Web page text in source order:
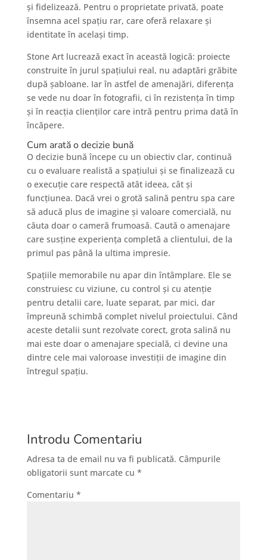
și fidelizează. Pentru o proprietate privată, poate
însemna acel spațiu rar, care oferă relaxare și
identitate în același timp.
Stone Art lucrează exact în această logică: proiecte
construite în jurul spațiului real, nu adaptări grăbite
după șabloane. Iar în astfel de amenajări, diferența
se vede nu doar în fotografii, ci în rezistența în timp
și în reacția clienților care intră pentru prima dată în
încăpere.
Cum arată o decizie bună
O decizie bună începe cu un obiectiv clar, continuă
cu o evaluare realistă a spațiului și se finalizează cu
o execuție care respectă atât ideea, cât și
funcțiunea. Dacă vrei o grotă salină pentru spa care
să aducă plus de imagine și valoare comercială, nu
căuta doar o cameră frumoasă. Caută o amenajare
care susține experiența completă a clientului, de la
primul pas până la ultima impresie.
Spațiile memorabile nu apar din întâmplare. Ele se
construiesc cu viziune, cu control și cu atenție
pentru detalii care, luate separat, par mici, dar
împreună schimbă complet nivelul proiectului. Când
aceste detalii sunt rezolvate corect, grota salină nu
mai este doar o amenajare specială, ci devine una
dintre cele mai valoroase investiții de imagine din
întregul spațiu.
Introdu Comentariu
Adresa ta de email nu va fi publicată. Câmpurile
obligatorii sunt marcate cu *
Comentariu *